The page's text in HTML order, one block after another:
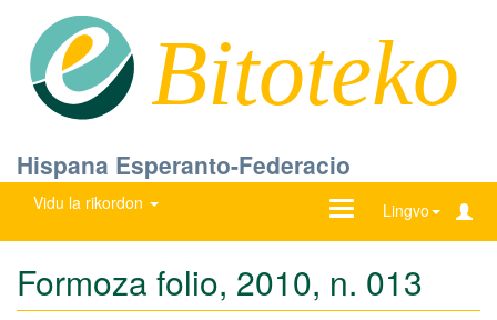
Bitoteko
Hispana Esperanto-Federacio
Vidu la rikordon Lingvo
Ŝanĝu
Formoza folio, 2010, n. 013